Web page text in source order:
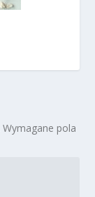
Wymagane pola